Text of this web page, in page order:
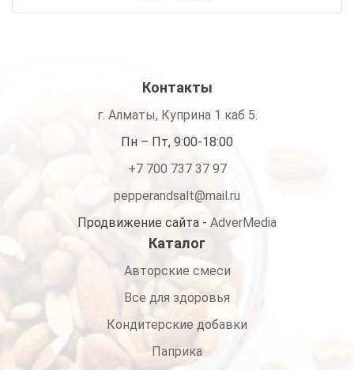
Контакты
г. Алматы, Куприна 1 каб 5.
Пн – Пт, 9:00-18:00
+7 700 737 37 97
pepperandsalt@mail.ru
Продвижение сайта - AdverMedia
Каталог
Авторские смеси
Все для здоровья
Кондитерские добавки
Паприка